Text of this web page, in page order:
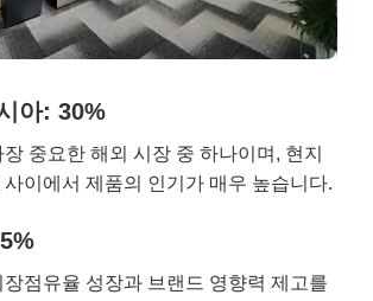
아: 30%
중요한 해외 시장 중 하나이며, 현지
사이에서 제품의 인기가 매우 높습니다.
장점유율 성장과 브랜드 영향력 제고를